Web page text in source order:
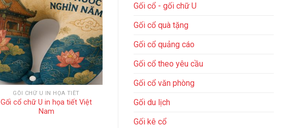
Gối cổ - gối chữ U
Gối cổ quà tặng
Gối cổ quảng cáo
Gối cổ theo yêu cầu
Gối cổ văn phòng
Gối du lịch
Gối kê cổ
GỐI CHỮ U IN HỌA TIẾT
Gối cổ chữ U in họa tiết Việt
Nam